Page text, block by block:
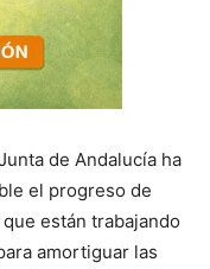
de Andalucía ha
el progreso de
están trabajando
amortiguar las